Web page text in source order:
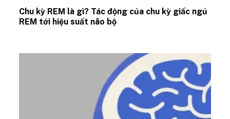
Chu kỳ REM là gì? Tác động của chu kỳ giấc ngủ
REM tới hiệu suất não bộ